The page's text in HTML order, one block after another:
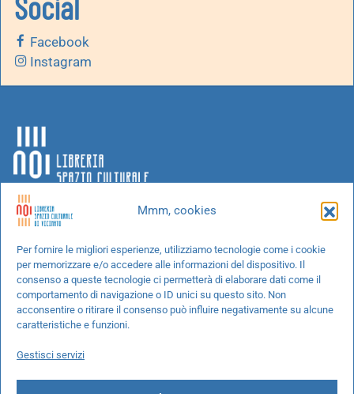
Mmm, cookies
Per fornire le migliori esperienze, utilizziamo tecnologie come i cookie
per memorizzare e/o accedere alle informazioni del dispositivo. Il
consenso a queste tecnologie ci permetterà di elaborare dati come il
comportamento di navigazione o ID unici su questo sito. Non
acconsentire o ritirare il consenso può influire negativamente su alcune
caratteristiche e funzioni.
Gestisci servizi
Facebook
Instagram
Chi siamo
Progetti speciali
Richiedi un libro
Spedizioni
Cookie Policy